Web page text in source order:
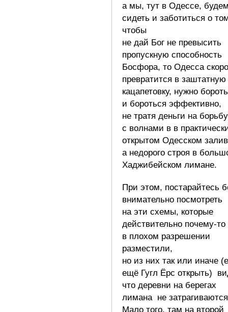
а мы, тут в Одессе,
сидеть и заботиться о
чтобы
не дай Бог не превысить
пропускную способность
Босфора, то Одесса скоро
превратится в заштатную
кацапетовку, нужно
и бороться эффективно,
не тратя деньги на борьбу
с волнами в в
открытом Одесском
а недорого строя в
Хаджибейском лимане.
При этом, постарайтесь
внимательно посмотреть
на эти схемы, которые
действительно почему-то
в плохом разрешении
разместили,
но из них так или иначе
ещё Гугл Ёрс открыть)
что деревни на берегах
лимана не
Мало того, там на второй